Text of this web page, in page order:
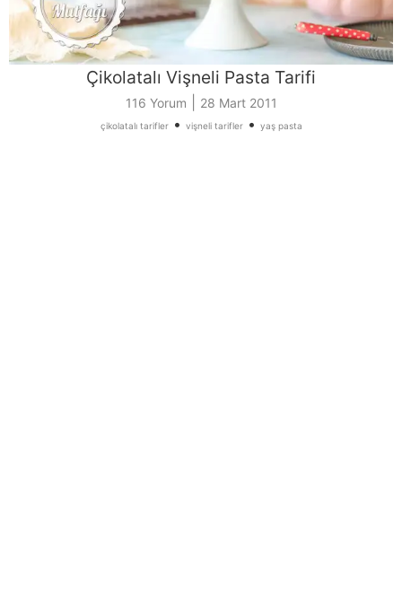
Çikolatalı Vişneli Pasta Tarifi
116 Yorum 28 Mart 2011
çikolatalı tarifler• vişneli tarifler• yaş pasta